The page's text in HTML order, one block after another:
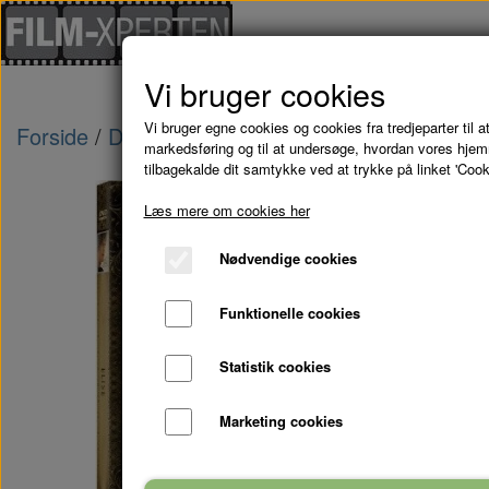
Forside Danske Film ELISE - DVD
Vi bruger cookies
Vi bruger egne cookies og cookies fra tredjeparter til
markedsføring og til at undersøge, hvordan vores
tilbagekalde dit samtykke ved at trykke på linket
Læs mere om cookies her
Nødvendige cookies
Funktionelle cookies
Statistik cookies
Marketing cookies